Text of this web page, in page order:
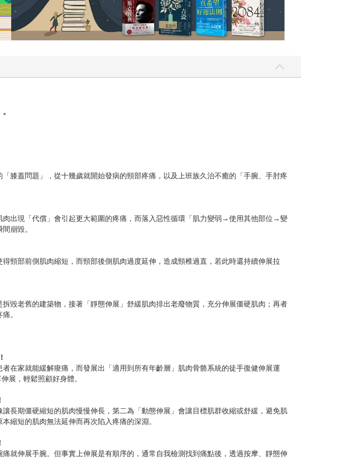
膝蓋問題」，從十幾歲就開始發病的頸部疼痛，以及上班族久治不癒的「手腕、手肘疼
出現「代償」會引起更大範圍的疼痛，而落入惡性循環「肌力變弱→使用其他部位→變
崩毀。
頸部前側肌肉縮短，而頸部後側肌肉過度延伸，造成頸椎過直，若此時還持續伸展拉
毀老舊的建築物，接著「靜態伸展」舒緩肌肉排出老廢物質，充分伸展僵硬肌肉；再者
。
在家就能緩解痠痛，而發展出「適用到所有年齡層」肌肉骨骼系統的徒手復健伸展運
展，輕鬆照顧好身體。
長期僵硬縮短的肌肉慢慢伸長，第二為「動態伸展」會讓目標肌群收縮或舒緩，避免肌
縮短的肌肉無法延伸而再次陷入疼痛的深淵。
就伸展手腕。但事實上伸展是有順序的，通常自我檢測找到痛點後，透過按摩、靜態伸